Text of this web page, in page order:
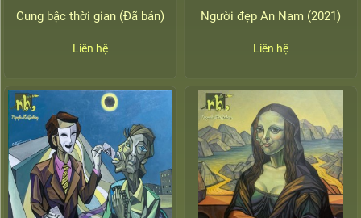
Cung bậc thời gian (Đã bán)
Liên hệ
Người đẹp An Nam (2021)
Liên hệ